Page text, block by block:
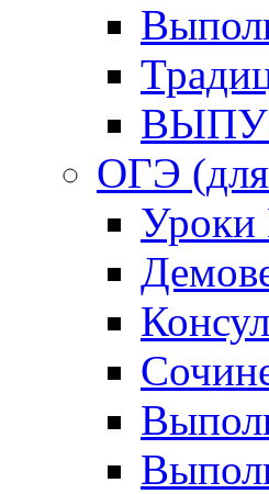
ОГЭ (для